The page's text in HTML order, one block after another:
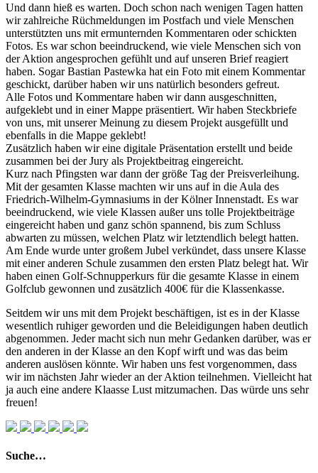
Und dann hieß es warten. Doch schon nach wenigen Tagen hatten
wir zahlreiche Rüchmeldungen im Postfach und viele Menschen
unterstützten uns mit ermunternden Kommentaren oder schickten
Fotos. Es war schon beeindruckend, wie viele Menschen sich von
der Aktion angesprochen gefühlt und auf unseren Brief reagiert
haben. Sogar Bastian Pastewka hat ein Foto mit einem Kommentar
geschickt, darüber haben wir uns natürlich besonders gefreut.
Alle Fotos und Kommentare haben wir dann ausgeschnitten,
aufgeklebt und in einer Mappe präsentiert. Wir haben Steckbriefe
von uns, mit unserer Meinung zu diesem Projekt ausgefüllt und
ebenfalls in die Mappe geklebt!
Zusätzlich haben wir eine digitale Präsentation erstellt und beide
zusammen bei der Jury als Projektbeitrag eingereicht.
Kurz nach Pfingsten war dann der größe Tag der Preisverleihung.
Mit der gesamten Klasse machten wir uns auf in die Aula des
Friedrich-Wilhelm-Gymnasiums in der Kölner Innenstadt. Es war
beeindruckend, wie viele Klassen außer uns tolle Projektbeiträge
eingereicht haben und ganz schön spannend, bis zum Schluss
abwarten zu müssen, welchen Platz wir letztendlich belegt hatten.
Am Ende wurde unter großem Jubel verkündet, dass unsere Klasse
mit einer anderen Schule zusammen den ersten Platz belegt hat. Wir
haben einen Golf-Schnupperkurs für die gesamte Klasse in einem
Golfclub gewonnen und zusätzlich 400€ für die Klassenkasse.
Seitdem wir uns mit dem Projekt beschäftigen, ist es in der Klasse
wesentlich ruhiger geworden und die Beleidigungen haben deutlich
abgenommen. Jeder macht sich nun mehr Gedanken darüber, was er
den anderen in der Klasse an den Kopf wirft und was das beim
anderen auslösen könnte. Wir haben uns fest vorgenommen, dass
wir im nächsten Jahr wieder an der Aktion teilnehmen. Vielleicht hat
ja auch eine andere Klaasse Lust mitzumachen. Das würde uns sehr
freuen!
Suche…